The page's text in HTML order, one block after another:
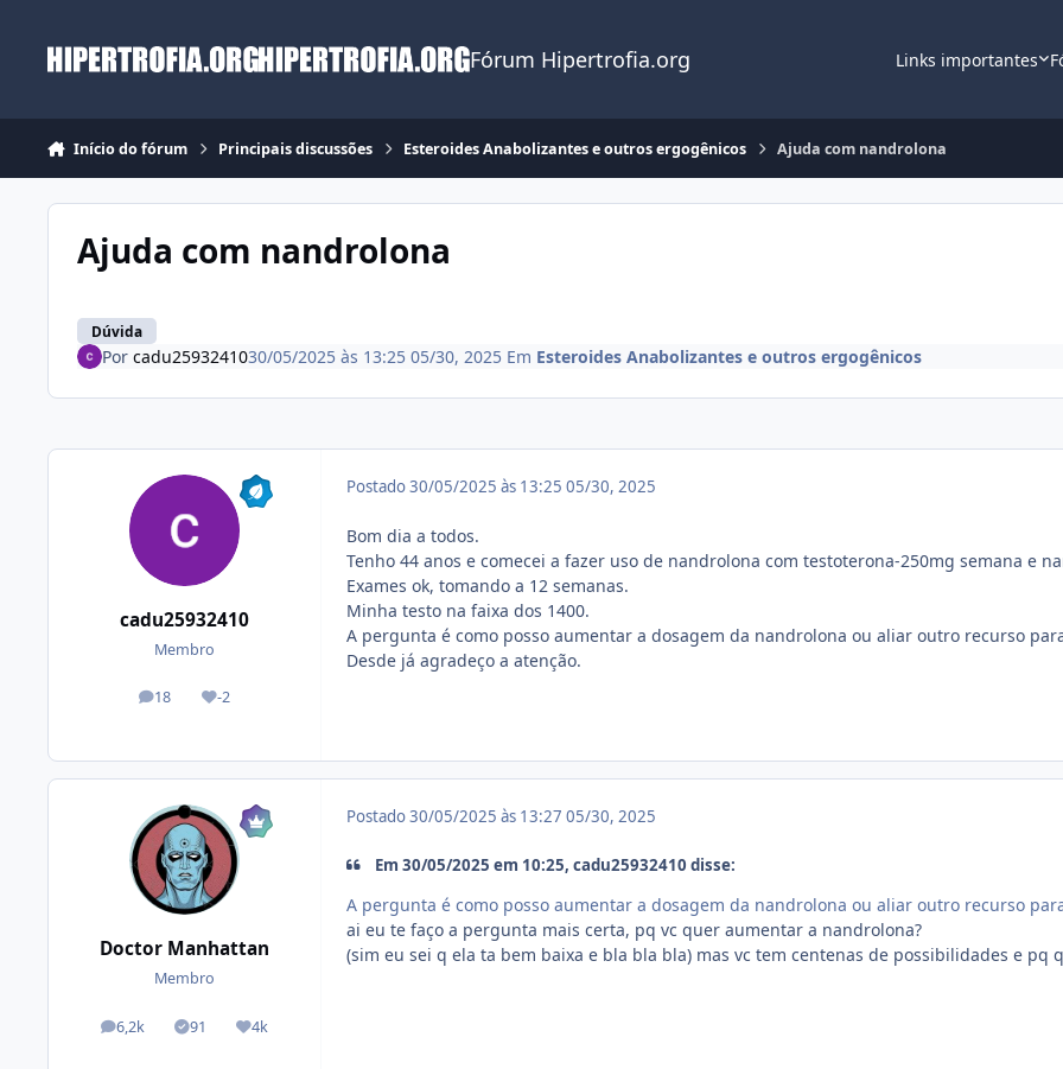
Fórum Hipertrofia.org Links importantes
Início do fórum Principais discussões Esteroides Anabolizantes e outros ergogênicos Ajuda com nandrolona
Ajuda com nandrolona
Dúvida
Por cadu2593241030/05/2025 às 13:25 05/30, 2025 Em Esteroides Anabolizantes e outros ergogênicos
cadu25932410
Membro
18
posts -2
Reputação
Postado30/05/2025 às 13:25 05/30, 2025
Bom dia a todos.
Tenho 44 anos e comecei a fazer uso de nandrolona com testoterona-250mg semana e
Exames ok, tomando a 12 semanas.
Minha testo na faixa dos 1400.
A pergunta é como posso aumentar a dosagem da nandrolona ou aliar outro recurso
Desde já agradeço a atenção.
Doctor Manhattan
Membro
6,2k
posts 91
Tópicos solucionados
4k
Reputação
Postado30/05/2025 às 13:27 05/30, 2025
Em 30/05/2025 em 10:25, cadu25932410 disse:
A pergunta é como posso aumentar a dosagem da nandrolona ou aliar outro recurso
ai eu te faço a pergunta mais certa, pq vc quer aumentar a nandrolona?
(sim eu sei q ela ta bem baixa e bla bla bla) mas vc tem centenas de possibilidades e pq